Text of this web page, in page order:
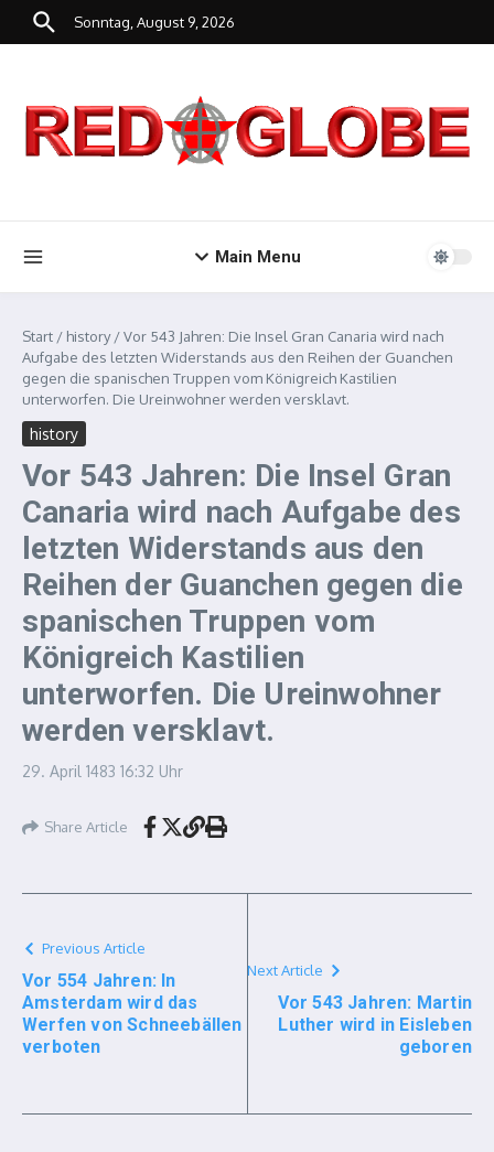
Zum Inhalt springen
Sonntag, August 9, 2026
Main Menu
Start / history/Vor 543 Jahren: Die Insel Gran Canaria wird nach
Aufgabe des letzten Widerstands aus den Reihen der Guanchen
gegen die spanischen Truppen vom Königreich Kastilien
unterworfen. Die Ureinwohner werden versklavt.
history
Vor 543 Jahren: Die Insel Gran
Canaria wird nach Aufgabe des
letzten Widerstands aus den
Reihen der Guanchen gegen die
spanischen Truppen vom
Königreich Kastilien
unterworfen. Die Ureinwohner
werden versklavt.
29. April 1483 16:32 Uhr
Share Article
Previous Article
Vor 554 Jahren: In
Amsterdam wird das
Werfen von Schneebällen
verboten
Next Article
Vor 543 Jahren: Martin
Luther wird in Eisleben
geboren